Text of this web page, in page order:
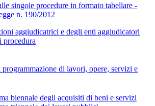
singole procedure in formato tabellare -
n. 190/2012
aggiudicatrici e degli enti aggiudicatori
procedura
di lavori, opere, servizi e
biennale degli acquisiti di beni e servizi